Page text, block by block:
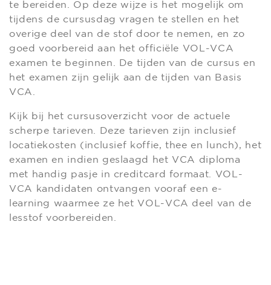
te bereiden. Op deze wijze is het mogelijk om
tijdens de cursusdag vragen te stellen en het
overige deel van de stof door te nemen, en zo
goed voorbereid aan het officiële VOL-VCA
examen te beginnen. De tijden van de cursus en
het examen zijn gelijk aan de tijden van Basis
VCA.
Kijk bij het cursusoverzicht voor de actuele
scherpe tarieven. Deze tarieven zijn inclusief
locatiekosten (inclusief koffie, thee en lunch), het
examen en indien geslaagd het VCA diploma
met handig pasje in creditcard formaat. VOL-
VCA kandidaten ontvangen vooraf een e-
learning waarmee ze het VOL-VCA deel van de
lesstof voorbereiden.